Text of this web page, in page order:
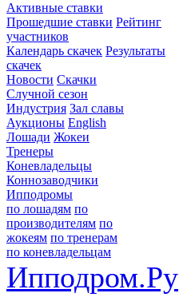
Активные ставки
Прошедшие ставки Рейтинг
участников
Календарь скачек Результаты
скачек
Новости Скачки
Случной сезон
Индустрия Зал славы
Аукционы English
Лошади Жокеи
Тренеры
Коневладельцы
Коннозаводчики
Ипподромы
по лошадям по
производителям по
жокеям по тренерам
по коневладельцам
Ипподром.Ру